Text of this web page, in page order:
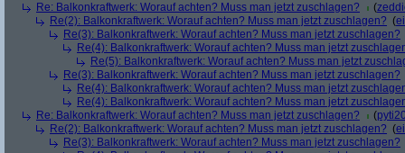
Re: Balkonkraftwerk: Worauf achten? Muss man jetzt zuschlagen? (
Re(2): Balkonkraftwerk: Worauf achten? Muss man jetzt zuschlagen? (
Re(3): Balkonkraftwerk: Worauf achten? Muss man jetzt zuschlagen?
Re(4): Balkonkraftwerk: Worauf achten? Muss man jetzt
Re(5): Balkonkraftwerk: Worauf achten? Muss man jetzt
Re(3): Balkonkraftwerk: Worauf achten? Muss man jetzt zuschlagen?
Re(4): Balkonkraftwerk: Worauf achten? Muss man jetzt
Re(4): Balkonkraftwerk: Worauf achten? Muss man jetzt
Re: Balkonkraftwerk: Worauf achten? Muss man jetzt zuschlagen?
(
Re(2): Balkonkraftwerk: Worauf achten? Muss man jetzt zuschlagen? (
Re(3): Balkonkraftwerk: Worauf achten? Muss man jetzt zuschlagen?